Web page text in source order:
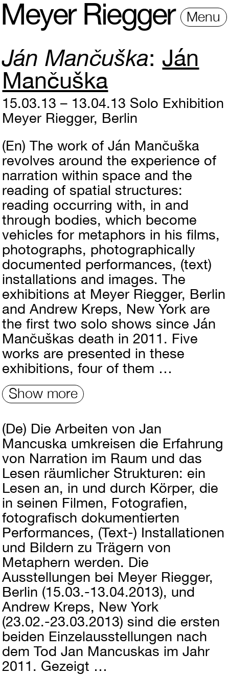
Meyer Riegger Menu
Ján Mančuška Ján
Mančuška
15.03.13 – 13.04.13 Solo Exhibition
Meyer Riegger, Berlin
(En) The work of Ján Mančuška
revolves around the experience of
narration within space and the
reading of spatial structures:
reading occurring with, in and
through bodies, which become
vehicles for metaphors in his films,
photographs, photographically
documented performances, (text)
installations and images. The
exhibitions at Meyer Riegger, Berlin
and Andrew Kreps, New York are
the first two solo shows since Ján
Mančuškas death in 2011. Five
works are presented in these
exhibitions, four of them …
Show more
(De) Die Arbeiten von Jan
Mancuska umkreisen die Erfahrung
von Narration im Raum und das
Lesen räumlicher Strukturen: ein
Lesen an, in und durch Körper, die
in seinen Filmen, Fotografien,
fotografisch dokumentierten
Performances, (Text-) Installationen
und Bildern zu Trägern von
Metaphern werden. Die
Ausstellungen bei Meyer Riegger,
Berlin (15.03.-13.04.2013), und
Andrew Kreps, New York
(23.02.-23.03.2013) sind die ersten
beiden Einzelausstellungen nach
dem Tod Jan Mancuskas im Jahr
2011. Gezeigt …